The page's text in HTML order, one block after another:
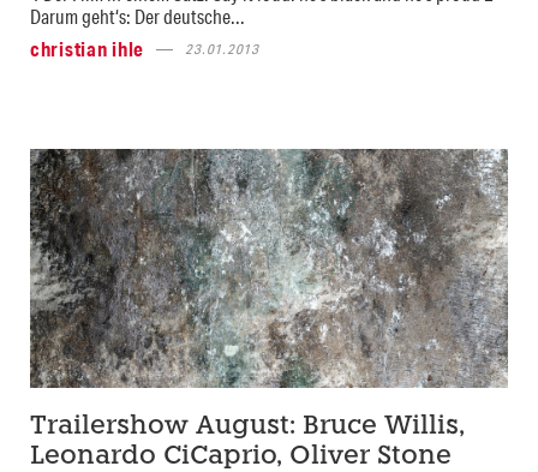
Darum geht‘s: Der deutsche...
christian ihle
23.01.2013
Trailershow August: Bruce Willis,
Leonardo CiCaprio, Oliver Stone